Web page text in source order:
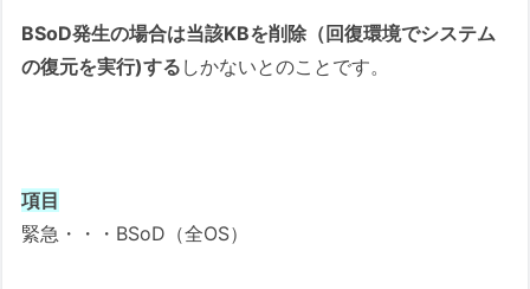
BSoD発生の場合は当該KBを削除（回復環境でシステム
の復元を実行)する しかないとのことです。
項目
緊急・・・BSoD（全OS）